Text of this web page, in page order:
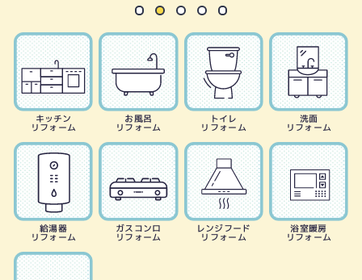
キッチン
リフォーム
お風呂
リフォーム
トイレ
リフォーム
洗面
リフォーム
給湯器
リフォーム
ガスコンロ
リフォーム
レンジフード
リフォーム
浴室暖房
リフォーム